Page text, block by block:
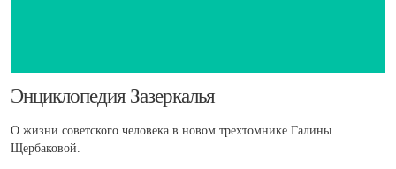
​Энциклопедия Зазеркалья
О жизни советского человека в новом трехтомнике Галины
Щербаковой.